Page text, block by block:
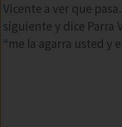
Vicente a ver que
siguiente y dice Parra
“me la agarra usted y